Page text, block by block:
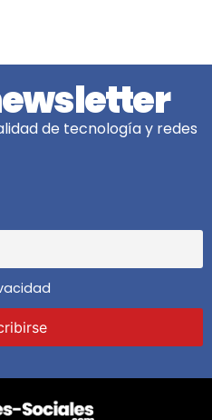
de tecnología y redes